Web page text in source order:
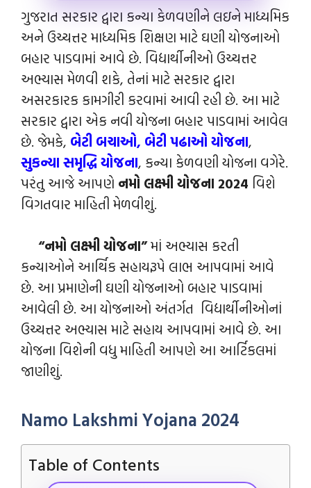
ગુજરાત સરકાર દ્વારા કન્યા કેળવણીને લઇને માધ્યમિક
અને ઉચ્ચત્તર માધ્યમિક શિક્ષણ માટે ઘણી યોજનાઓ
બહાર પાડવામાં આવે છે. વિદ્યાર્થીનીઓ ઉચ્ચત્તર
અભ્યાસ મેળવી શકે, તેનાં માટે સરકાર દ્વારા
અસરકારક કામગીરી કરવામાં આવી રહી છે. આ માટે
સરકાર દ્વારા એક નવી યોજના બહાર પાડવામાં આવેલ
છે. જેમકે, બેટી બચાઓ, બેટી પઢાઓ યોજના,
સુકન્યા સમૃદ્ધિ યોજના, કન્યા કેળવણી યોજના વગેરે.
પરંતુ આજે આપણે નમો લક્ષ્મી યોજના 2024 વિશે
વિગતવાર માહિતી મેળવીશું.
“નમો લક્ષ્મી યોજના”માં અભ્યાસ કરતી
કન્યાઓને આર્થિક સહાયરૂપે લાભ આપવામાં આવે
છે. આ પ્રમાણેની ઘણી યોજનાઓ બહાર પાડવામાં
આવેલી છે. આ યોજનાઓ અંતર્ગત વિદ્યાર્થીનીઓનાં
ઉચ્ચત્તર અભ્યાસ માટે સહાય આપવામાં આવે છે. આ
યોજના વિશેની વધુ માહિતી આપણે આ આર્ટિકલમાં
જાણીશું.
Namo Lakshmi Yojana 2024
Table of Contents